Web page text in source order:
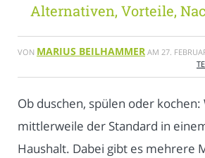
Alternativen, Vorteile,
VON MARIUS BEILHAMMER AM 27.
Ob duschen, spülen oder
mittlerweile der Standard in
Haushalt. Dabei gibt es mehrere